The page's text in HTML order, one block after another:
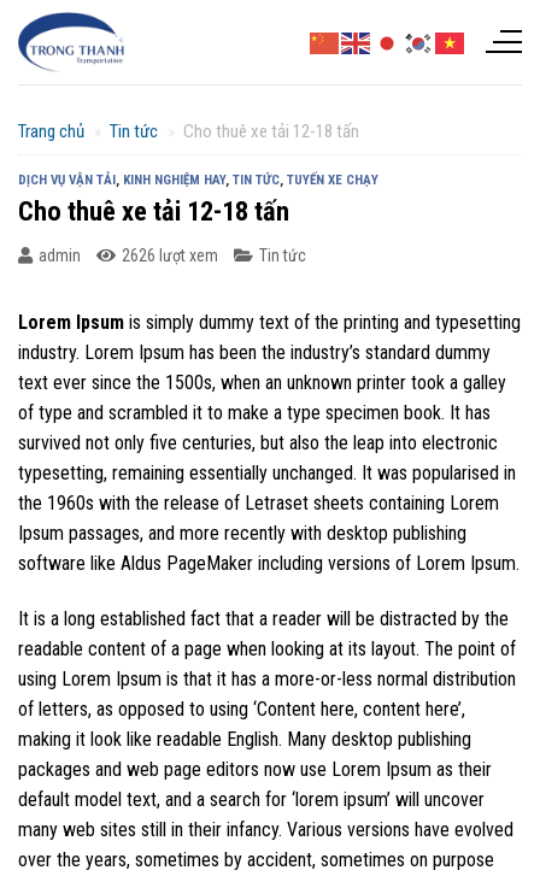
Chuyển
đến
Trang chủ » Tin tức » Cho thuê xe tải 12-18 tấn
DỊCH VỤ VẬN TẢI, KINH NGHIỆM HAY, TIN TỨC, TUYẾN XE CHẠY
Cho thuê xe tải 12-18 tấn
admin 2626 lượt xem Tin tức
Lorem Ipsum is simply dummy text of the printing and typesetting
industry. Lorem Ipsum has been the industry’s standard dummy
text ever since the 1500s, when an unknown printer took a galley
of type and scrambled it to make a type specimen book. It has
survived not only five centuries, but also the leap into electronic
typesetting, remaining essentially unchanged. It was popularised in
the 1960s with the release of Letraset sheets containing Lorem
Ipsum passages, and more recently with desktop publishing
software like Aldus PageMaker including versions of Lorem Ipsum.
It is a long established fact that a reader will be distracted by the
readable content of a page when looking at its layout. The point of
using Lorem Ipsum is that it has a more-or-less normal distribution
of letters, as opposed to using ‘Content here, content here’,
making it look like readable English. Many desktop publishing
packages and web page editors now use Lorem Ipsum as their
default model text, and a search for ‘lorem ipsum’ will uncover
many web sites still in their infancy. Various versions have evolved
over the years, sometimes by accident, sometimes on purpose